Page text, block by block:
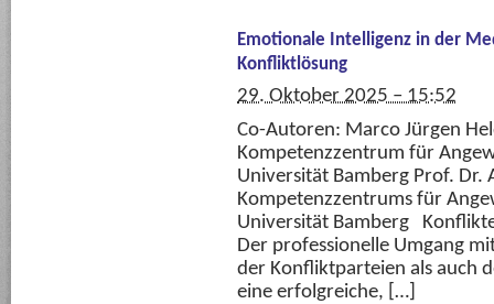
Emotionale Intelligenz in der
Konfliktlösung
29. Oktober 2025 – 15:52
Co-Autoren: Marco Jürgen
Kompetenzzentrum für
Universität Bamberg Prof. Dr.
Kompetenzzentrums für
Universität Bamberg
Der professionelle Umgang
der Konfliktparteien als auch
eine erfolgreiche, […]